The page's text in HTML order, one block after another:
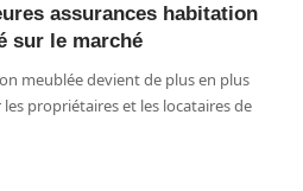
assurances habitation
sur le marché
meublée devient de plus en plus
propriétaires et les locataires de